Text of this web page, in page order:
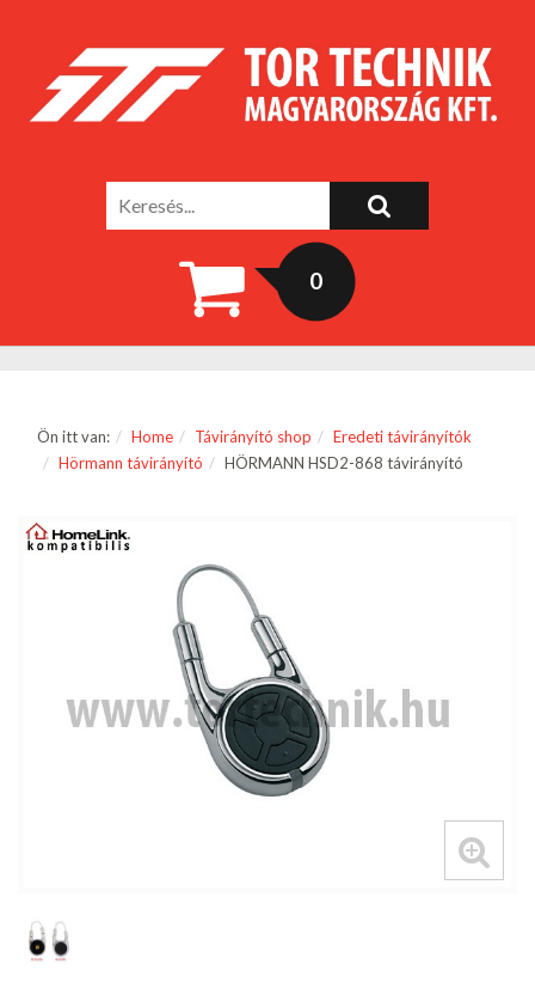
0
Ön itt van: Home Távirányító shop
Eredeti távirányítók
Hörmann távirányító
HÖRMANN HSD2-868 távirányító